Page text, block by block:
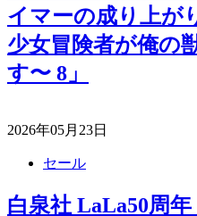
イマーの成り上が
少女冒険者が俺の
す〜 8」
2026年05月23日
セール
白泉社 LaLa50周